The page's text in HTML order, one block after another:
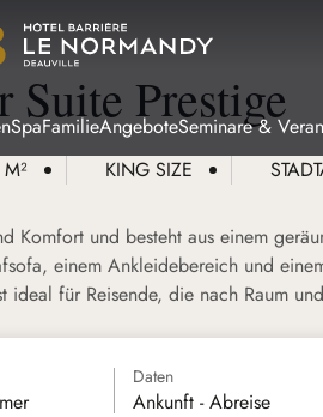
SpaFamilieAngeboteSeminare &
Suite Prestige
KING SIZE
Komfort und besteht aus einem
einem Ankleidebereich und
ideal für Reisende, die nach Raum
Daten
Ankunft - Abreise